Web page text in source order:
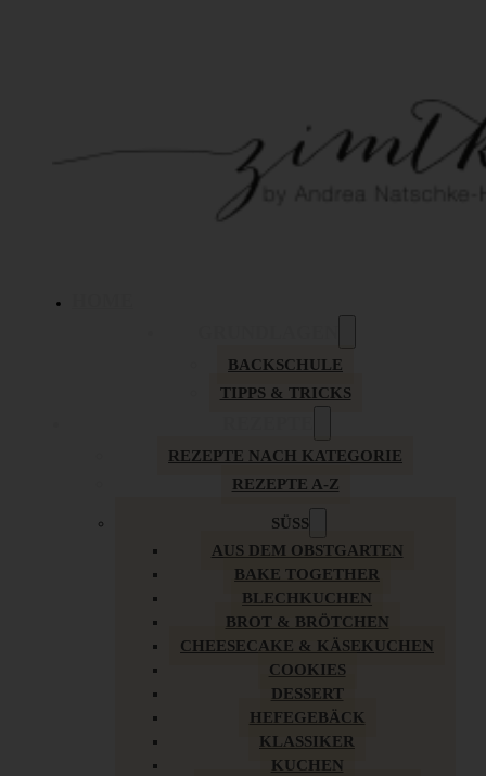
BACKSCHULE
TIPPS & TRICKS
REZEPTE NACH KATEGORIE
REZEPTE A-Z
SÜSS
AUS DEM OBSTGARTEN
BAKE TOGETHER
BLECHKUCHEN
BROT & BRÖTCHEN
CHEESECAKE & KÄSEKUCHEN
COOKIES
DESSERT
HEFEGEBÄCK
KLASSIKER
KUCHEN